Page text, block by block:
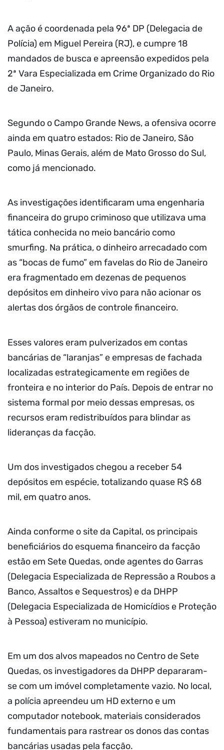
A ação é coordenada pela 96ª DP (Delegacia de
Polícia) em Miguel Pereira (RJ), e cumpre 18
mandados de busca e apreensão expedidos pela
2ª Vara Especializada em Crime Organizado do Rio
de Janeiro.
Segundo o Campo Grande News, a ofensiva ocorre
ainda em quatro estados: Rio de Janeiro, São
Paulo, Minas Gerais, além de Mato Grosso do Sul,
como já mencionado.
As investigações identificaram uma engenharia
financeira do grupo criminoso que utilizava uma
tática conhecida no meio bancário como
smurfing. Na prática, o dinheiro arrecadado com
as “bocas de fumo” em favelas do Rio de Janeiro
era fragmentado em dezenas de pequenos
depósitos em dinheiro vivo para não acionar os
alertas dos órgãos de controle financeiro.
Esses valores eram pulverizados em contas
bancárias de “laranjas” e empresas de fachada
localizadas estrategicamente em regiões de
fronteira e no interior do País. Depois de entrar no
sistema formal por meio dessas empresas, os
recursos eram redistribuídos para blindar as
lideranças da facção.
Um dos investigados chegou a receber 54
depósitos em espécie, totalizando quase R$ 68
mil, em quatro anos.
Ainda conforme o site da Capital, os principais
beneficiários do esquema financeiro da facção
estão em Sete Quedas, onde agentes do Garras
(Delegacia Especializada de Repressão a Roubos a
Banco, Assaltos e Sequestros) e da DHPP
(Delegacia Especializada de Homicídios e Proteção
à Pessoa) estiveram no município.
Em um dos alvos mapeados no Centro de Sete
Quedas, os investigadores da DHPP depararam-
se com um imóvel completamente vazio. No local,
a polícia apreendeu um HD externo e um
computador notebook, materiais considerados
fundamentais para rastrear os donos das contas
bancárias usadas pela facção.